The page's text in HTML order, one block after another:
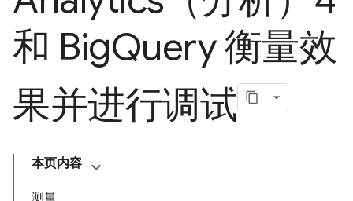
和 BigQuery 衡量效
果并进行调试
本页内容
测量